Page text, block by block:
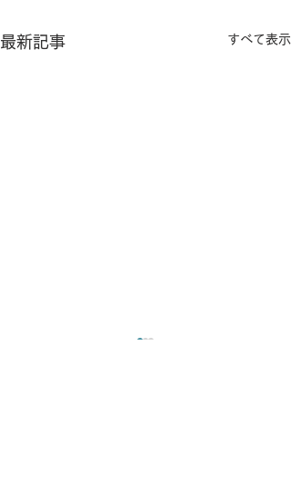
最新記事 すべて表示